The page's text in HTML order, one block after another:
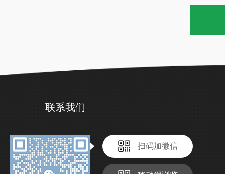
联系我们
扫码加微信